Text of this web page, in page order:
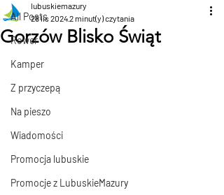
All Posts
Rower
Kamper
Z przyczepą
Na pieszo
Wiadomości
Promocja lubuskie
Promocje z LubuskieMazury
Gorzów Blisko Świąt
lubuskiemazury
28 lis 20242 minut(y) czytania